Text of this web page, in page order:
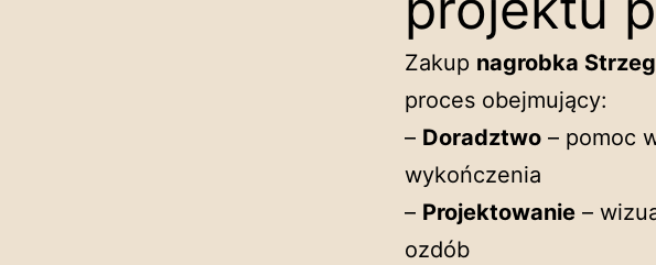
Zakup nagrobka
proces obejmujący:
– Doradztwo – pomoc
wykończenia
– Projektowanie –
ozdób